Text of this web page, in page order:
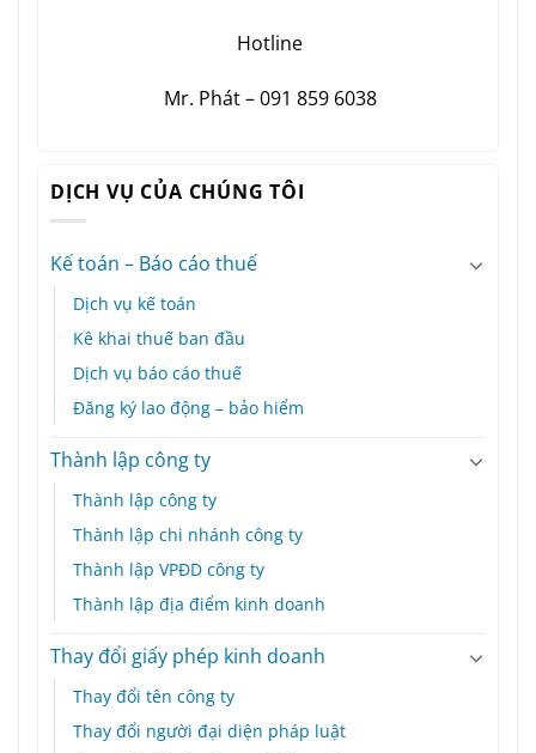
Hotline
Mr. Phát – 091 859 6038
DỊCH VỤ CỦA CHÚNG TÔI
Kế toán – Báo cáo thuế
Dịch vụ kế toán
Kê khai thuế ban đầu
Dịch vụ báo cáo thuế
Đăng ký lao động – bảo hiểm
Thành lập công ty
Thành lập công ty
Thành lập chi nhánh công ty
Thành lập VPĐD công ty
Thành lập địa điểm kinh doanh
Thay đổi giấy phép kinh doanh
Thay đổi tên công ty
Thay đổi người đại diện pháp luật